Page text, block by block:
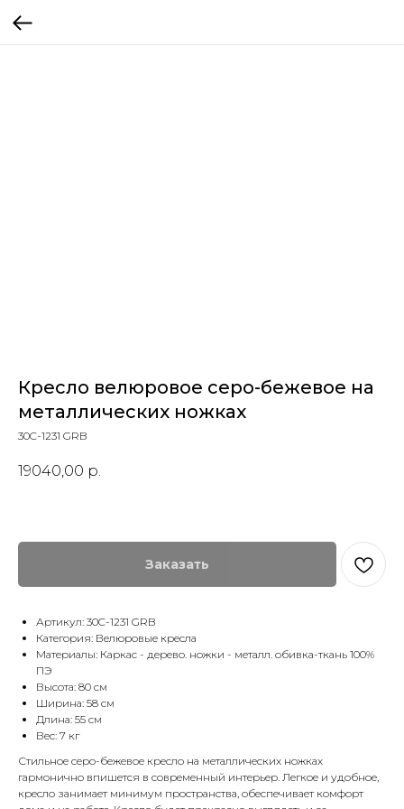
Кресло велюровое серо-бежевое на
металлических ножках
30C-1231 GRB
19040,00 р.
Заказать
Артикул: 30C-1231 GRB
Категория: Велюровые кресла
Материалы: Каркас - дерево. ножки - металл. обивка-ткань 100%
ПЭ
Высота: 80 см
Ширина: 58 см
Длина: 55 см
Вес: 7 кг
Стильное серо-бежевое кресло на металлических ножках
гармонично впишется в современный интерьер. Легкое и удобное,
кресло занимает минимум пространства, обеспечивает комфорт